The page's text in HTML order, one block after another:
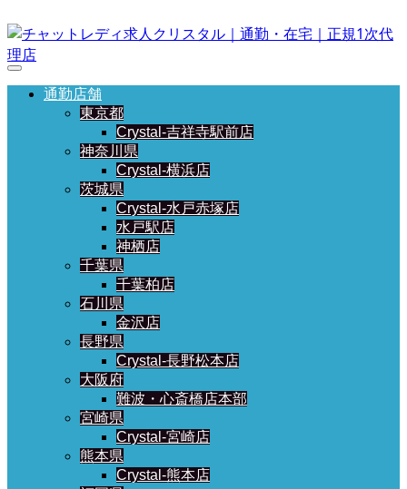
通勤店舗
東京都
Crystal-吉祥寺駅前店
神奈川県
Crystal-横浜店
茨城県
Crystal-水戸赤塚店
水戸駅店
神栖店
千葉県
千葉柏店
石川県
金沢店
長野県
Crystal-長野松本店
大阪府
難波・心斎橋店本部
宮崎県
Crystal-宮崎店
熊本県
Crystal-熊本店